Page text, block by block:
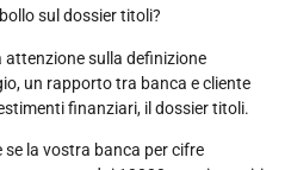
sul dossier titoli?
sulla definizione
un rapporto tra banca e cliente
finanziari, il dossier titoli.
se la vostra banca per cifre